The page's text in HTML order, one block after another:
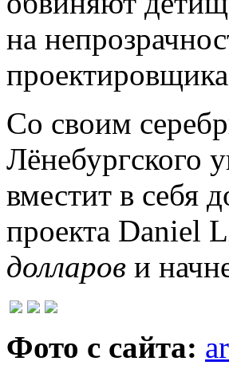
на
Со своим
Лёнебургского
вместит в себя
проекта Daniel
долларов и
Фото с сайта: